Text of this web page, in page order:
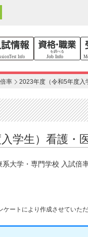
率 2023年度（令和5年度入
学生）看護・
大学・専門学校 入試倍
ートにより作成させていただ